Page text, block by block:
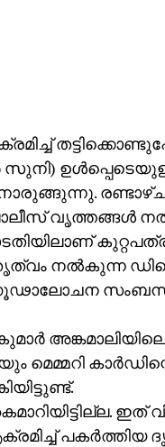
വൃത്തങ്ങള്‍
നല്‍കുന്ന
ഇത്